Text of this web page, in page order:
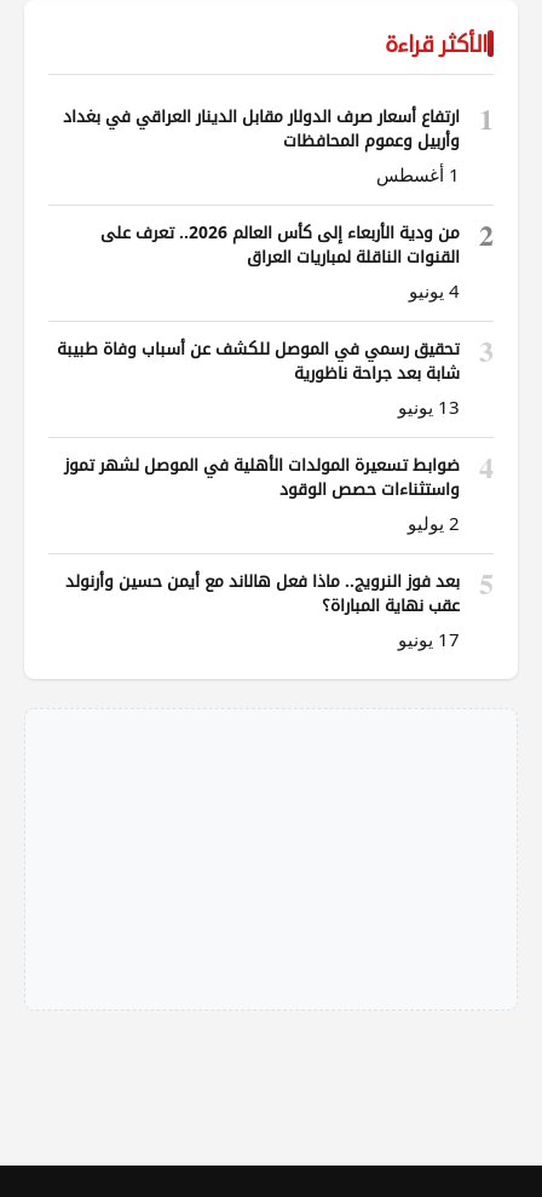
الأكثر قراءة
1
ارتفاع أسعار صرف الدولار مقابل الدينار العراقي في بغداد
وأربيل وعموم المحافظات
1 أغسطس
2
من ودية الأربعاء إلى كأس العالم 2026.. تعرف على
القنوات الناقلة لمباريات العراق
4 يونيو
3
تحقيق رسمي في الموصل للكشف عن أسباب وفاة طبيبة
شابة بعد جراحة ناظورية
13 يونيو
4
ضوابط تسعيرة المولدات الأهلية في الموصل لشهر تموز
واستثناءات حصص الوقود
2 يوليو
5
بعد فوز النرويج.. ماذا فعل هالاند مع أيمن حسين وأرنولد
عقب نهاية المباراة؟
17 يونيو